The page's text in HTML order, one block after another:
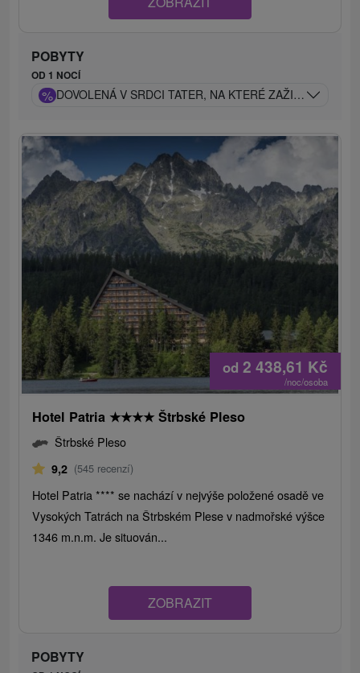
POBYTY
OD 1 NOCÍ
% DOVOLENÁ V SRDCI TATER, NA KTERÉ ZAŽIJETE
od 2 438,61 Kč
/noc/osoba
Hotel Patria ★★★★ Štrbské Pleso
Štrbské Pleso
9,2 (545 recenzí)
Hotel Patria **** se nachází v nejvýše položené osadě ve
Vysokých Tatrách na Štrbském Plese v nadmořské výšce
1346 m.n.m. Je situován...
ZOBRAZIT
POBYTY